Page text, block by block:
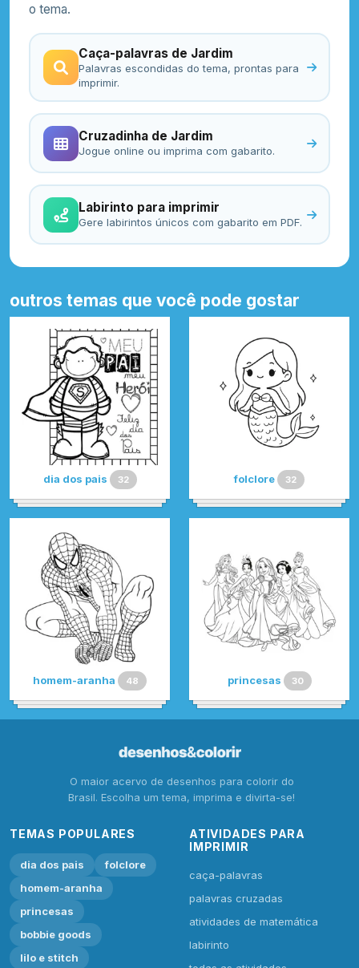
o tema.
Caça-palavras de Jardim
Palavras escondidas do tema, prontas para
imprimir.
Cruzadinha de Jardim
Jogue online ou imprima com gabarito.
Labirinto para imprimir
Gere labirintos únicos com gabarito em PDF.
outros temas que você pode gostar
dia dos pais 32 folclore 32
homem-aranha 48 princesas 30
O maior acervo de desenhos para colorir do
Brasil. Escolha um tema, imprima e divirta-se!
TEMAS POPULARES
dia dos pais
folclore
homem-aranha
princesas
bobbie goods
lilo e stitch
ATIVIDADES PARA
IMPRIMIR
caça-palavras
palavras cruzadas
atividades de matemática
labirinto